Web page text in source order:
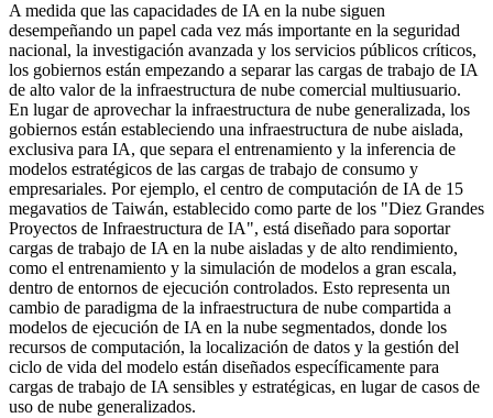
A medida que las capacidades de IA en la nube siguen
desempeñando un papel cada vez más importante en la seguridad
nacional, la investigación avanzada y los servicios públicos críticos,
los gobiernos están empezando a separar las cargas de trabajo de IA
de alto valor de la infraestructura de nube comercial multiusuario.
En lugar de aprovechar la infraestructura de nube generalizada, los
gobiernos están estableciendo una infraestructura de nube aislada,
exclusiva para IA, que separa el entrenamiento y la inferencia de
modelos estratégicos de las cargas de trabajo de consumo y
empresariales. Por ejemplo, el centro de computación de IA de 15
megavatios de Taiwán, establecido como parte de los "Diez Grandes
Proyectos de Infraestructura de IA", está diseñado para soportar
cargas de trabajo de IA en la nube aisladas y de alto rendimiento,
como el entrenamiento y la simulación de modelos a gran escala,
dentro de entornos de ejecución controlados. Esto representa un
cambio de paradigma de la infraestructura de nube compartida a
modelos de ejecución de IA en la nube segmentados, donde los
recursos de computación, la localización de datos y la gestión del
ciclo de vida del modelo están diseñados específicamente para
cargas de trabajo de IA sensibles y estratégicas, en lugar de casos de
uso de nube generalizados.